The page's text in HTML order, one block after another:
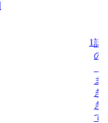
1話
の
ま
き
き
で